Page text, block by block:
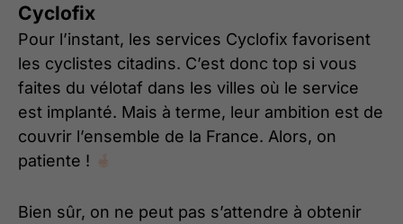
Cyclofix
Pour l’instant, les services Cyclofix favorisent
les cyclistes citadins. C’est donc top si vous
faites du vélotaf dans les villes où le service
est implanté. Mais à terme, leur ambition est de
couvrir l’ensemble de la France. Alors, on
patiente !
Bien sûr, on ne peut pas s’attendre à obtenir